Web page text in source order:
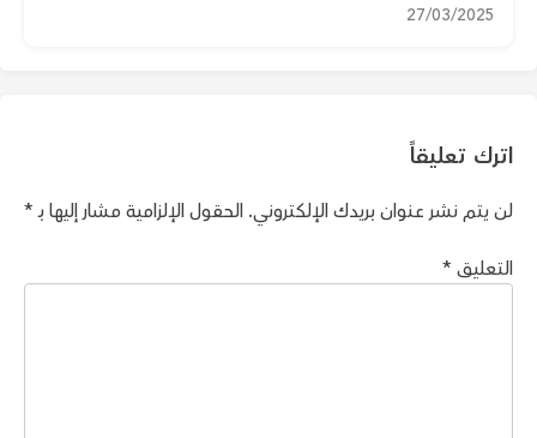
27/03/2025
اترك تعليقاً
لن يتم نشر عنوان بريدك الإلكتروني. الحقول الإلزامية مشار إليها بـ*
التعليق *